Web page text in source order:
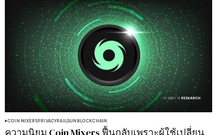
COIN MIXERSPRIVACYRAILGUNBLOCKCHAIN